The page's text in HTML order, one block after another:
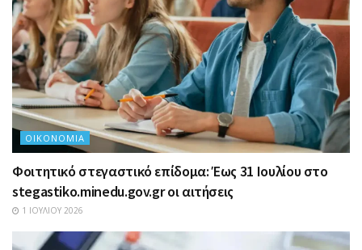
ΟΙΚΟΝΟΜΊΑ
Φοιτητικό στεγαστικό επίδομα: Έως 31 Ιουλίου στο
stegastiko.minedu.gov.gr οι αιτήσεις
1 ΙΟΥΛΊΟΥ 2026